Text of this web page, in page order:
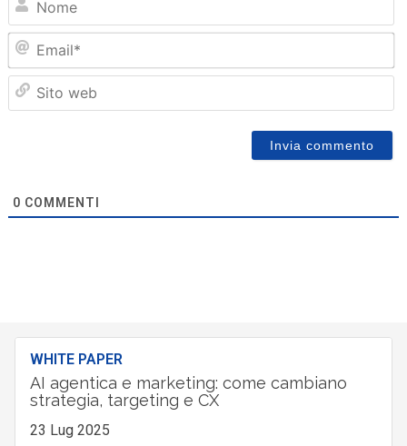
0 COMMENTI
WHITE PAPER
AI agentica e marketing: come cambiano
strategia, targeting e CX
23 Lug 2025